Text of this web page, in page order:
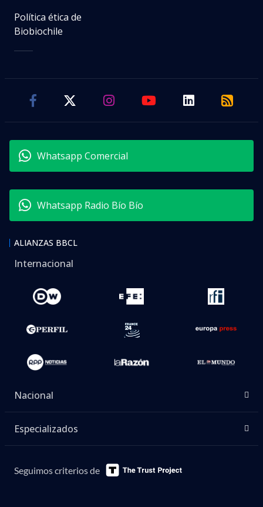
Política ética de
Biobiochile
Whatsapp Comercial
Whatsapp Radio Bío Bío
ALIANZAS BBCL
Internacional
Nacional
Especializados
Seguimos criterios de